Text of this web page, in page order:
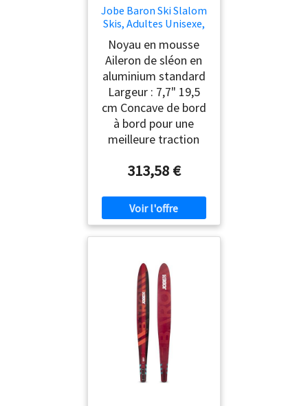
Jobe Baron Ski Slalom
Skis, Adultes Unisexe,
(Multicolore), 69"
Noyau en mousse
Aileron de sléon en
aluminium standard
Largeur : 7,7" 19,5
cm Concave de bord
à bord pour une
meilleure traction
313,58 €